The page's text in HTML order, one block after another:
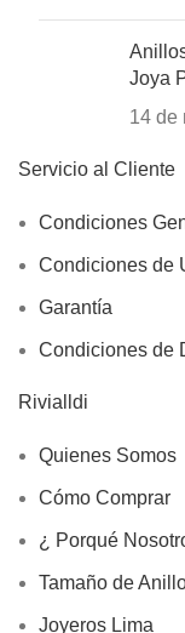
Joya
14 de
Servicio al Cliente
Condiciones
Condiciones de
Garantía
Condiciones de
Rivialldi
Quienes Somos
Cómo Comprar
¿ Porqué
Tamaño de
Joyeros Lima